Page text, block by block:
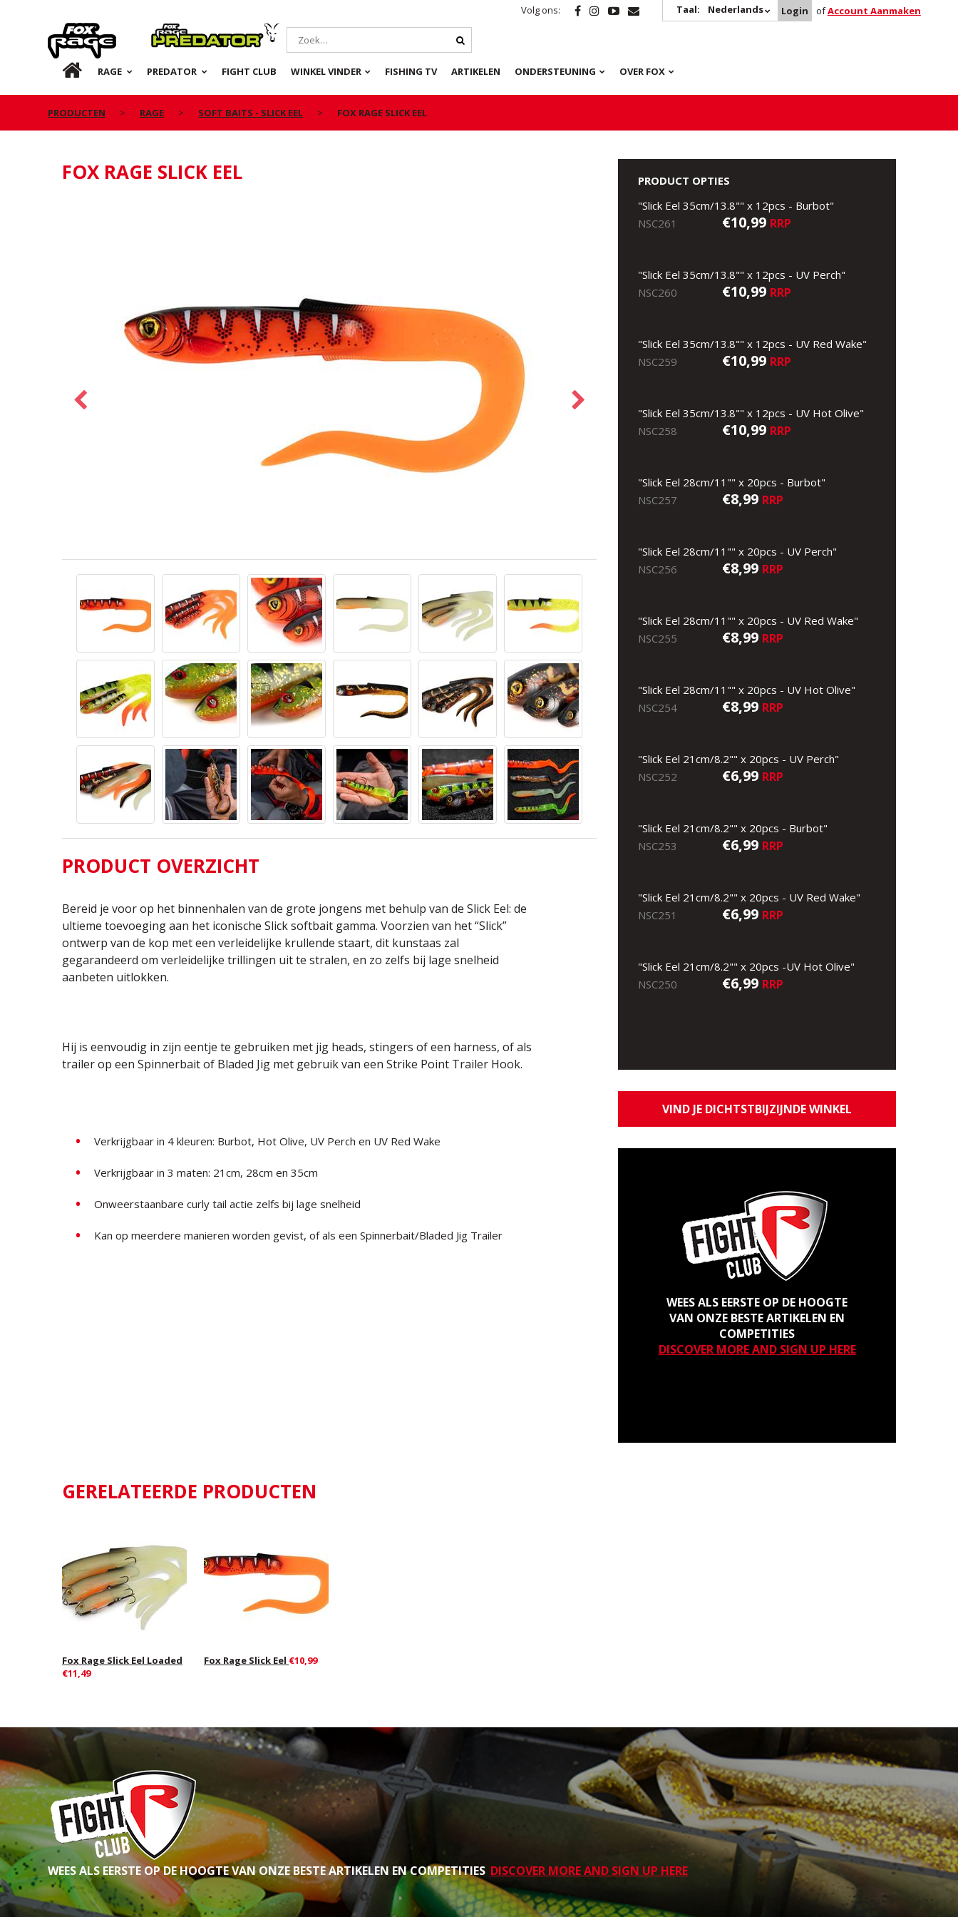
Volg ons: Taal: Nederlands Login ofAccount Aanmaken
Rage Predator
NL RAGE PREDATOR FIGHT CLUB WINKEL VINDER FISHING TV ARTIKELEN ONDERSTEUNING OVER FOX
PRODUCTEN RAGE SOFT BAITS - SLICK EEL FOX RAGE SLICK EEL
FOX RAGE SLICK EEL
PRODUCT OVERZICHT
Bereid je voor op het binnenhalen van de grote jongens met behulp van de Slick Eel: de
ultieme toevoeging aan het iconische Slick softbait gamma. Voorzien van het “Slick”
ontwerp van de kop met een verleidelijke krullende staart, dit kunstaas zal
gegarandeerd om verleidelijke trillingen uit te stralen, en zo zelfs bij lage snelheid
aanbeten uitlokken.
Hij is eenvoudig in zijn eentje te gebruiken met jig heads, stingers of een harness, of als
trailer op een Spinnerbait of Bladed Jig met gebruik van een Strike Point Trailer Hook.
Verkrijgbaar in 4 kleuren: Burbot, Hot Olive, UV Perch en UV Red Wake
Verkrijgbaar in 3 maten: 21cm, 28cm en 35cm
Onweerstaanbare curly tail actie zelfs bij lage snelheid
Kan op meerdere manieren worden gevist, of als een Spinnerbait/Bladed Jig Trailer
PRODUCT OPTIES
"Slick Eel 35cm/13.8"" x 12pcs - Burbot"
NSC261
€10,99 RRP
"Slick Eel 35cm/13.8"" x 12pcs - UV Perch"
NSC260
€10,99 RRP
"Slick Eel 35cm/13.8"" x 12pcs - UV Red Wake"
NSC259
€10,99 RRP
"Slick Eel 35cm/13.8"" x 12pcs - UV Hot Olive"
NSC258
€10,99 RRP
"Slick Eel 28cm/11"" x 20pcs - Burbot"
NSC257
€8,99 RRP
"Slick Eel 28cm/11"" x 20pcs - UV Perch"
NSC256
€8,99 RRP
"Slick Eel 28cm/11"" x 20pcs - UV Red Wake"
NSC255
€8,99 RRP
"Slick Eel 28cm/11"" x 20pcs - UV Hot Olive"
NSC254
€8,99 RRP
"Slick Eel 21cm/8.2"" x 20pcs - UV Perch"
NSC252
€6,99 RRP
"Slick Eel 21cm/8.2"" x 20pcs - Burbot"
NSC253
€6,99 RRP
"Slick Eel 21cm/8.2"" x 20pcs - UV Red Wake"
NSC251
€6,99 RRP
"Slick Eel 21cm/8.2"" x 20pcs -UV Hot Olive"
NSC250
€6,99 RRP
VIND JE DICHTSTBIJZIJNDE WINKEL
WEES ALS EERSTE OP DE HOOGTE
VAN ONZE BESTE ARTIKELEN EN
COMPETITIES
DISCOVER MORE AND SIGN UP HERE
GERELATEERDE PRODUCTEN
Fox Rage Slick Eel Loaded
€11,49
Fox Rage Slick Eel €10,99
WEES ALS EERSTE OP DE HOOGTE VAN ONZE BESTE ARTIKELEN EN COMPETITIES DISCOVER MORE AND SIGN UP HERE